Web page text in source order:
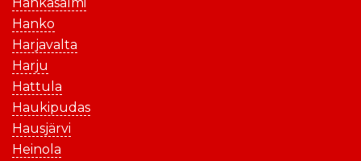
Hanko
Harjavalta
Harju
Hattula
Haukipudas
Hausjärvi
Heinola